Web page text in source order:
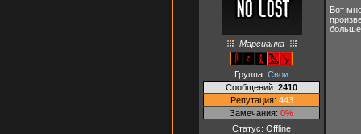
Марсианка
Группа: Свои
Сообщений: 2410
Репутация: 443
Замечания: 0%
Статус: Offline
Вот